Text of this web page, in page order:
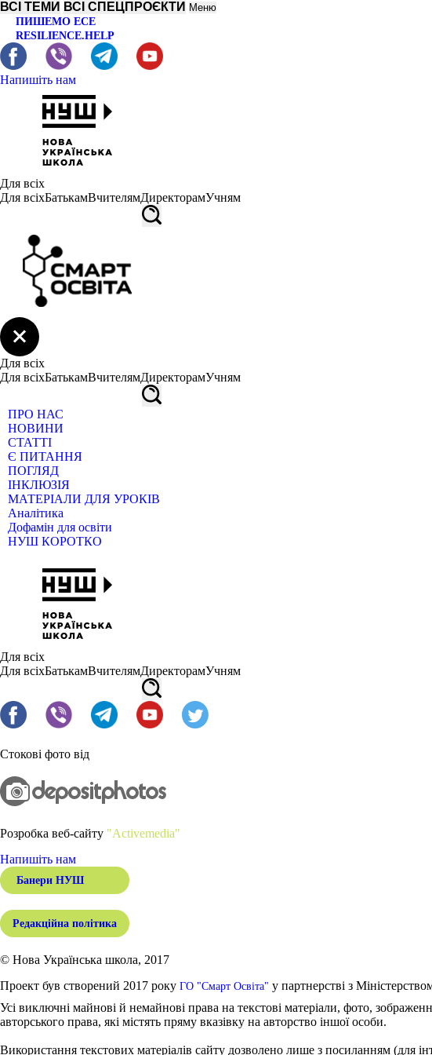
ВСІ ТЕМИ ВСІ СПЕЦПРОЄКТИ Меню
ПИШЕМО ЕСЕ
RESILIENCE.HELP
Напишіть нам
Для всіх
Для всіхБатькамВчителямДиректорамУчням
Для всіх
Для всіхБатькамВчителямДиректорамУчням
ПРО НАС
НОВИНИ
СТАТТІ
Є ПИТАННЯ
ПОГЛЯД
ІНКЛЮЗІЯ
МАТЕРІАЛИ ДЛЯ УРОКІВ
Аналітика
Дофамін для освіти
НУШ КОРОТКО
Для всіх
Для всіхБатькамВчителямДиректорамУчням
Стокові фото від
Розробка веб-сайту "Activemedia"
Напишіть нам
Банери НУШ
Редакційна політика
© Нова Українська школа, 2017
Проект був створений 2017 року ГО "Смарт Освіта" у партнерстві з
Усі виключні майнові й немайнові права на текстові матеріали, фото,
авторського права, які містять пряму вказівку на авторство іншої особи.
Використання текстових матеріалів сайту дозволено лише з посиланням (для